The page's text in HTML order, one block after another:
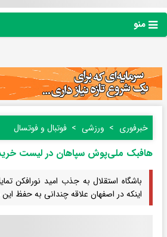
منو
خبرفوری ورزشی فوتبال و فوتسال
هافبک ملی‌پوش سپاهان در لیست خرید
باشگاه استقلال به جذب امید نورافکن
اینکه در اصفهان علاقه‌ چندانی به حفظ